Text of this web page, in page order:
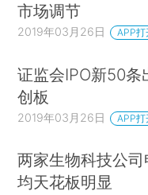
市场调节
2019年03月26日 APP打
证监会IPO新50条
创板
2019年03月26日 APP打
两家生物科技公
均天花板明显